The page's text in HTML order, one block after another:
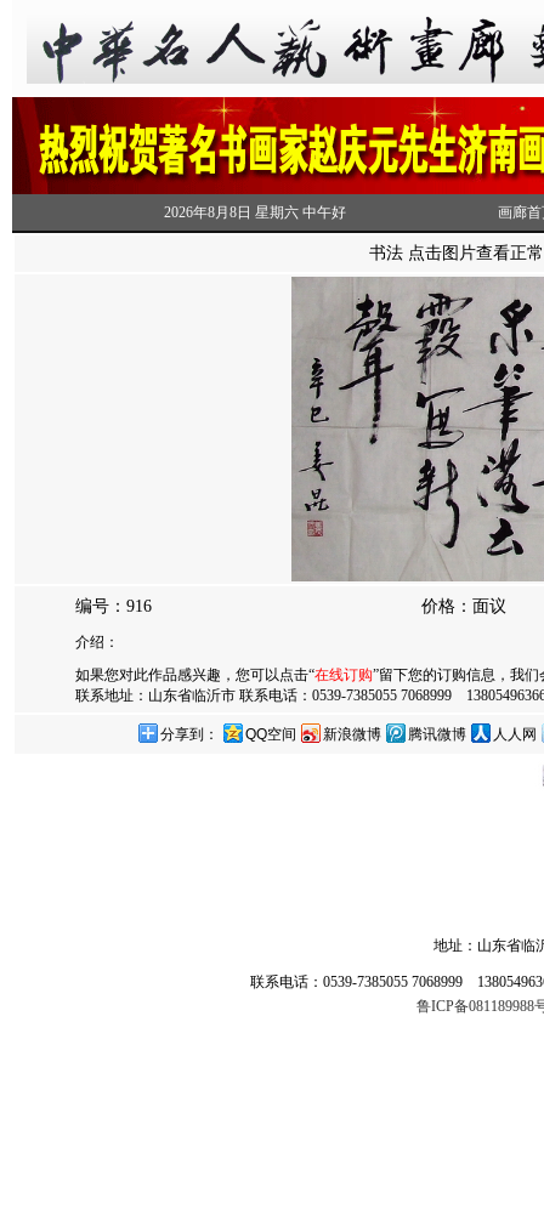
2026年8月8日 星期六 中午好 画廊
书法 点击图片查看正
编号：916 价格：面议
介绍：
如果您对此作品感兴趣，您可以点击“在线订购”留下您的订购信息，我
联系地址：山东省临沂市 联系电话：0539-7385055 7068999
分享到： QQ空间 新浪微博 腾讯微博 人人网
地址：山东省临
联系电话：0539-7385055 7068999
鲁ICP备081189988